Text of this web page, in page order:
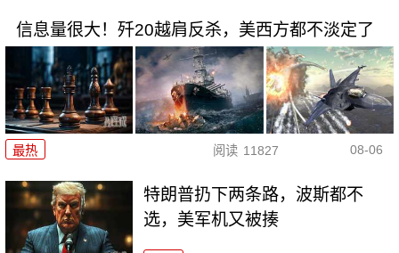
信息量很大！歼20越肩反杀，美西方都不淡定了
最热 阅读 11827 08-06
特朗普扔下两条路，波斯都不
选，美军机又被揍